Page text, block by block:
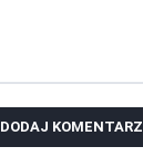
DODAJ KOMENTARZ